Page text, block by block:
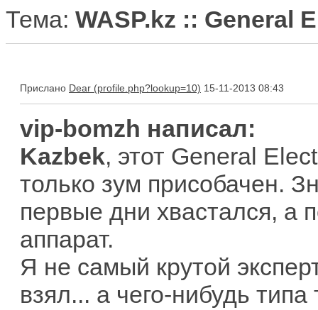
Тема: WASP.kz :: General
Прислано Dear 15-11-2013 08:43
vip-bomzh написал:
Kazbek, этот General
только зум присобачен.
первые дни хвастался, а
аппарат.
Я не самый крутой
взял... а чего-нибудь типа